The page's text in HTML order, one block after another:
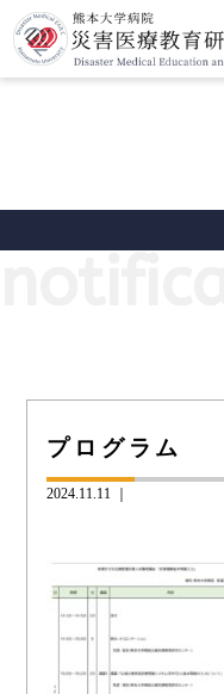
プログラム
2024.11.11 ｜